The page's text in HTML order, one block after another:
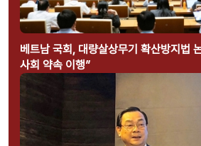
베트남 국회, 대량살상무기 확산방지법
사회 약속 이행”